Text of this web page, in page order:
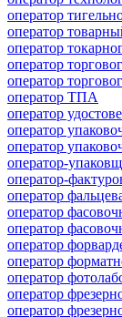
оператор
оператор
оператор
оператор
оператор
оператор ТПА
оператор
оператор
оператор
оператор-
оператор-
оператор
оператор
оператор
оператор
оператор
оператор
оператор
оператор